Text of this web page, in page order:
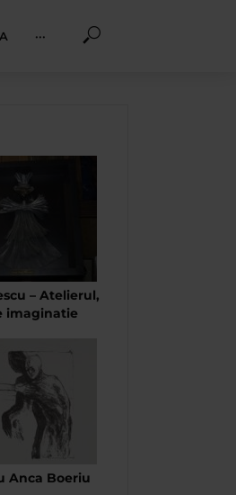
···
– Atelierul,
imaginatie
Anca Boeriu